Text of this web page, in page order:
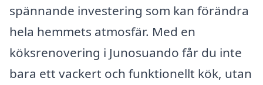
spännande investering som kan förändra
hela hemmets atmosfär. Med en
köksrenovering i Junosuando får du inte
bara ett vackert och funktionellt kök, utan